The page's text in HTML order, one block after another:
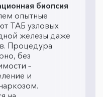
биопсия
опытные
ТАБ узловых
железы даже
Процедура
без
–
и